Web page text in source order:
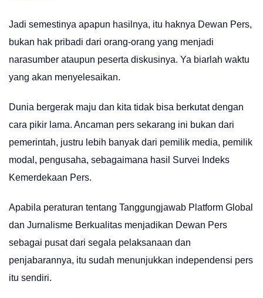
Jadi semestinya apapun hasilnya, itu haknya Dewan Pers,
bukan hak pribadi dari orang-orang yang menjadi
narasumber ataupun peserta diskusinya. Ya biarlah waktu
yang akan menyelesaikan.
Dunia bergerak maju dan kita tidak bisa berkutat dengan
cara pikir lama. Ancaman pers sekarang ini bukan dari
pemerintah, justru lebih banyak dari pemilik media, pemilik
modal, pengusaha, sebagaimana hasil Survei Indeks
Kemerdekaan Pers.
Apabila peraturan tentang Tanggungjawab Platform Global
dan Jurnalisme Berkualitas menjadikan Dewan Pers
sebagai pusat dari segala pelaksanaan dan
penjabarannya, itu sudah menunjukkan independensi pers
itu sendiri.